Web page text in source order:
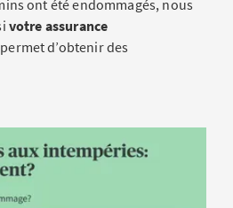
ont été endommagés, nous
votre assurance
d’obtenir des